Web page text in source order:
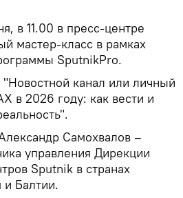
в 11.00 в пресс-центре
мастер-класс в рамках
SputnikPro.
"Новостной канал или личный
в 2026 году: как вести и
Самохвалов –
управления Дирекции
Sputnik в странах
Балтии.